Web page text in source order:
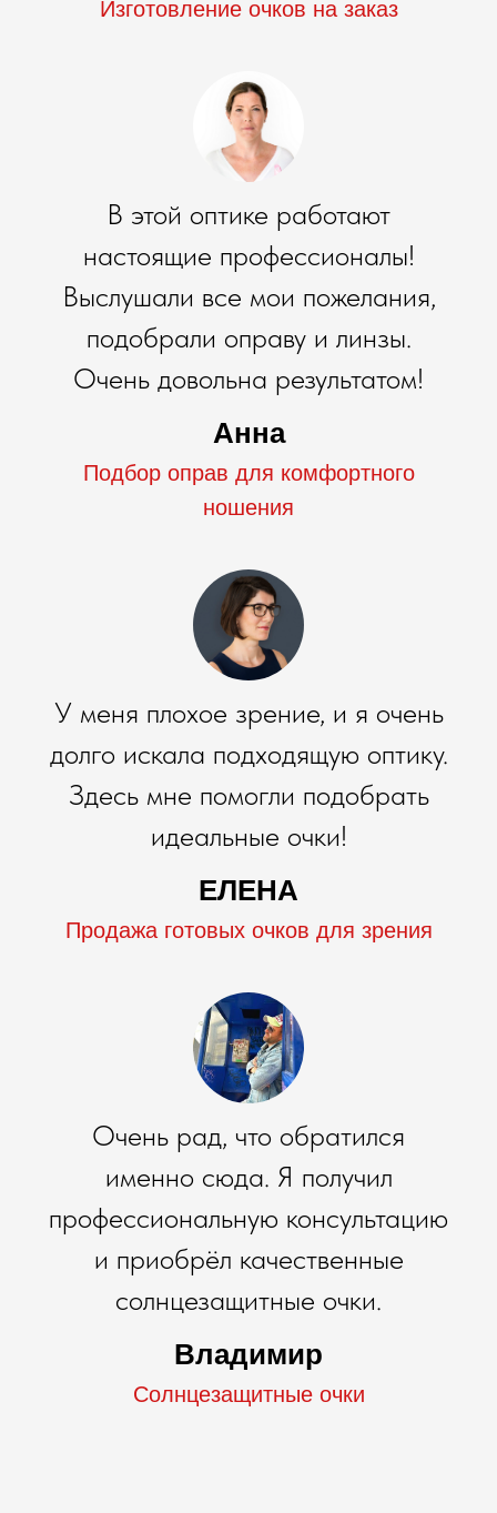
Изготовление очков на заказ
В этой оптике работают
настоящие профессионалы!
Выслушали все мои пожелания,
подобрали оправу и линзы.
Очень довольна результатом!
Анна
Подбор оправ для комфортного
ношения
У меня плохое зрение, и я очень
долго искала подходящую оптику.
Здесь мне помогли подобрать
идеальные очки!
ЕЛЕНА
Продажа готовых очков для зрения
Очень рад, что обратился
именно сюда. Я получил
профессиональную консультацию
и приобрёл качественные
солнцезащитные очки.
Владимир
Солнцезащитные очки